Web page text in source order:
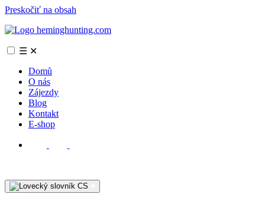
Preskočiť na obsah
☰ ✕
Domů
O nás
Zájezdy
Blog
Kontakt
E-shop
CS